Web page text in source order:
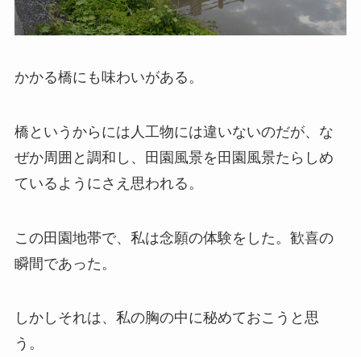
かかる橋にも味わいがある。
橋というからには人工物には違いないのだが、な
ぜか周囲と調和し、田園風景を田園風景たらしめ
ているようにさえ思われる。
この田園地帯で、私は念願の体験をした。歓喜の
瞬間であった。
しかしそれは、私の胸の中に秘めておこうと思
う。